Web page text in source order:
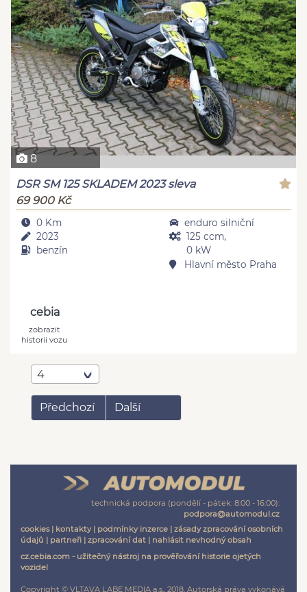
8
DSR SM 125 SKLADEM 2023 sleva
69 900 Kč
0 Km
2023
benzín
enduro silniční
125 ccm,
0 kW
Hlavní město Praha
cebia
zobrazit
historii vozu
4
Předchozí Další
technická podpora (pondělí - pátek: 8:00 - 16:00):
podpora@automodul.cz
cookies| kontakty| podmínky inzerce | zásady zpracování osobních
údajů | partneři | zpracování dat | nahlásit nevhodný obsah
cz.cebia.com - užitečný nástroj na prověřování historie ojetých
vozidel
Copyright © VLTAVA LABE MEDIA a.s., 2018. Autorská práva vykonává